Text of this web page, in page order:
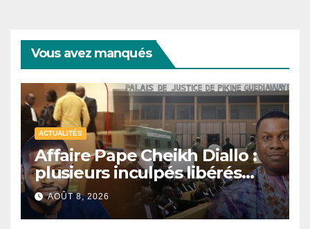
Vous avez manqués
ACTUALITÉS
Affaire Pape Cheikh Diallo :
plusieurs inculpés libérés
après un non-lieu partiel
AOÛT 8, 2026